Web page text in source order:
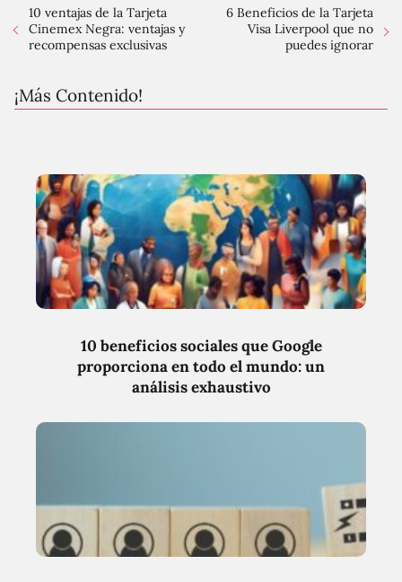
10 ventajas de la Tarjeta
Cinemex Negra: ventajas y
recompensas exclusivas
6 Beneficios de la Tarjeta
Visa Liverpool que no
puedes ignorar
¡Más Contenido!
10 beneficios sociales que Google
proporciona en todo el mundo: un
análisis exhaustivo